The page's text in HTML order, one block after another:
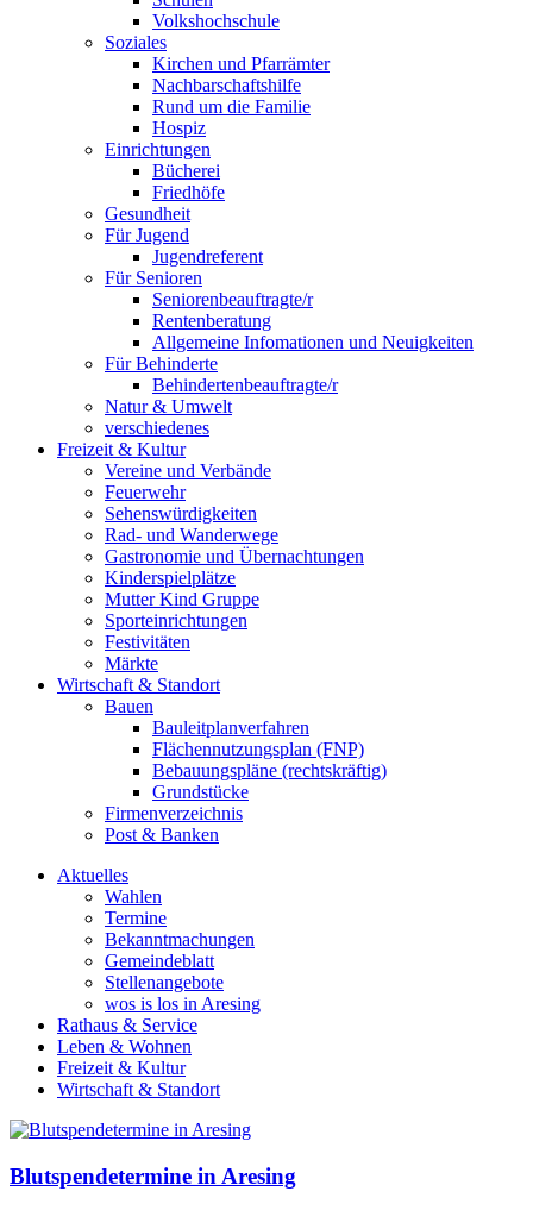
Volkshochschule
Soziales
Kirchen und Pfarrämter
Nachbarschaftshilfe
Rund um die Familie
Hospiz
Einrichtungen
Bücherei
Friedhöfe
Gesundheit
Für Jugend
Jugendreferent
Für Senioren
Seniorenbeauftragte/r
Rentenberatung
Allgemeine Infomationen und Neuigkeiten
Für Behinderte
Behindertenbeauftragte/r
Natur & Umwelt
verschiedenes
Freizeit & Kultur
Vereine und Verbände
Feuerwehr
Sehenswürdigkeiten
Rad- und Wanderwege
Gastronomie und Übernachtungen
Kinderspielplätze
Mutter Kind Gruppe
Sporteinrichtungen
Festivitäten
Märkte
Wirtschaft & Standort
Bauen
Bauleitplanverfahren
Flächennutzungsplan (FNP)
Bebauungspläne (rechtskräftig)
Grundstücke
Firmenverzeichnis
Post & Banken
Aktuelles
Wahlen
Termine
Bekanntmachungen
Gemeindeblatt
Stellenangebote
wos is los in Aresing
Rathaus & Service
Leben & Wohnen
Freizeit & Kultur
Wirtschaft & Standort
Blutspendetermine in Aresing